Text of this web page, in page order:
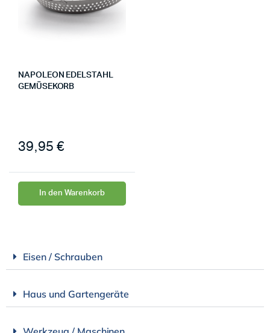
NAPOLEON EDELSTAHL
GEMÜSEKORB
39,95 €
In den Warenkorb
Eisen / Schrauben
Haus und Gartengeräte